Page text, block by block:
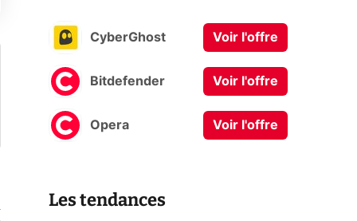
CyberGhost Voir l'offre
Bitdefender Voir l'offre
Opera Voir l'offre
Les tendances